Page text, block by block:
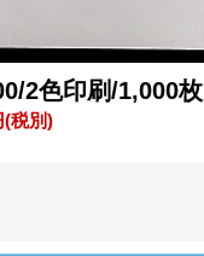
2色印刷/1,000枚
(税別)